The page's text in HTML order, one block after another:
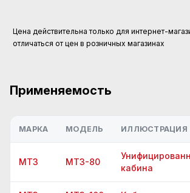
Цена действительна только для интернет-
отличаться от цен в розничных магазинах
Применяемость
МАРКА МОДЕЛЬ ИЛЛЮСТРАЦИЯ
МТЗ МТЗ-80
кабина